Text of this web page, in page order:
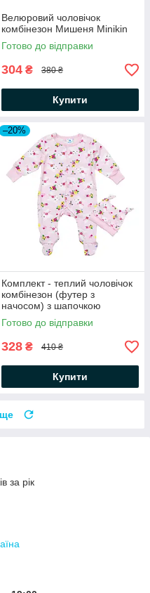
Велюровий чоловічок
комбінезон Мишеня Minikin
Готово до відправки
304 ₴ 380 ₴
Купити
–20%
Комплект - теплий чоловічок
комбінезон (футер з
начосом) з шапочкою
Зайченята Minikin
Готово до відправки
328 ₴ 410 ₴
Купити
за рік